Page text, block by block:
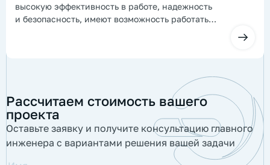
высокую эффективность в работе, надежность
и безопасность, имеют возможность работать
полностью в автоматизированном режиме. Чтобы этого
Рассчитаем стоимость вашего
проекта
Оставьте заявку и получите консультацию главного
инженера с вариантами решения вашей задачи